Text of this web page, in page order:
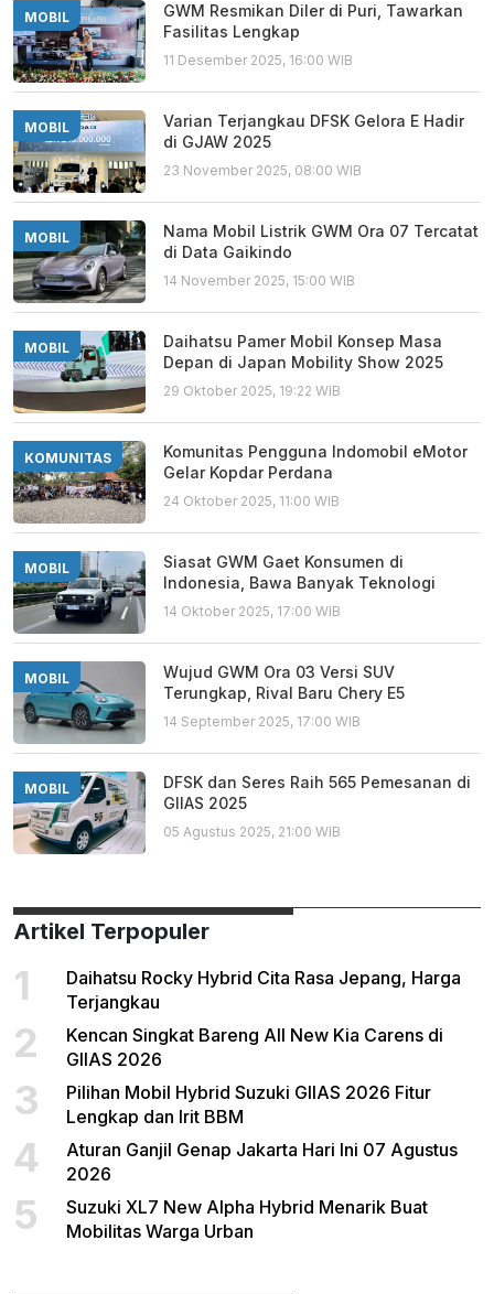
MOBIL
GWM Resmikan Diler di Puri, Tawarkan
Fasilitas Lengkap
11 Desember 2025, 16:00 WIB
MOBIL
Varian Terjangkau DFSK Gelora E Hadir
di GJAW 2025
23 November 2025, 08:00 WIB
MOBIL
Nama Mobil Listrik GWM Ora 07 Tercatat
di Data Gaikindo
14 November 2025, 15:00 WIB
MOBIL
Daihatsu Pamer Mobil Konsep Masa
Depan di Japan Mobility Show 2025
29 Oktober 2025, 19:22 WIB
KOMUNITAS
Komunitas Pengguna Indomobil eMotor
Gelar Kopdar Perdana
24 Oktober 2025, 11:00 WIB
MOBIL
Siasat GWM Gaet Konsumen di
Indonesia, Bawa Banyak Teknologi
14 Oktober 2025, 17:00 WIB
MOBIL
Wujud GWM Ora 03 Versi SUV
Terungkap, Rival Baru Chery E5
14 September 2025, 17:00 WIB
MOBIL
DFSK dan Seres Raih 565 Pemesanan di
GIIAS 2025
05 Agustus 2025, 21:00 WIB
Artikel Terpopuler
1
Daihatsu Rocky Hybrid Cita Rasa Jepang, Harga
Terjangkau
2
Kencan Singkat Bareng All New Kia Carens di
GIIAS 2026
3
Pilihan Mobil Hybrid Suzuki GIIAS 2026 Fitur
Lengkap dan Irit BBM
4
Aturan Ganjil Genap Jakarta Hari Ini 07 Agustus
2026
5
Suzuki XL7 New Alpha Hybrid Menarik Buat
Mobilitas Warga Urban